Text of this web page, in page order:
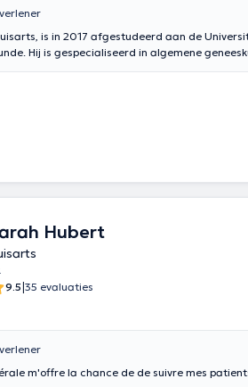
is in 2017 afgestudeerd aan de
Hij is gespecialiseerd in algemene
Hubert
9.5|35 evaluaties
m'offre la chance de de suivre mes